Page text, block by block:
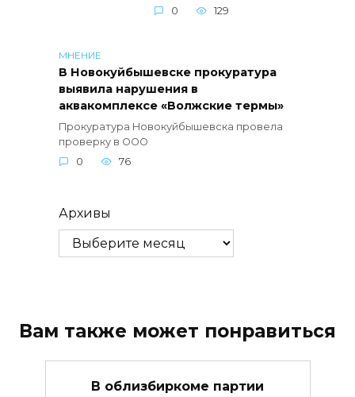
0
129
МНЕНИЕ
В Новокуйбышевске прокуратура
выявила нарушения в
аквакомплексе «Волжские термы»
Прокуратура Новокуйбышевска провела
проверку в ООО
0
76
Архивы
Вам также может понравиться
В облизбиркоме партии